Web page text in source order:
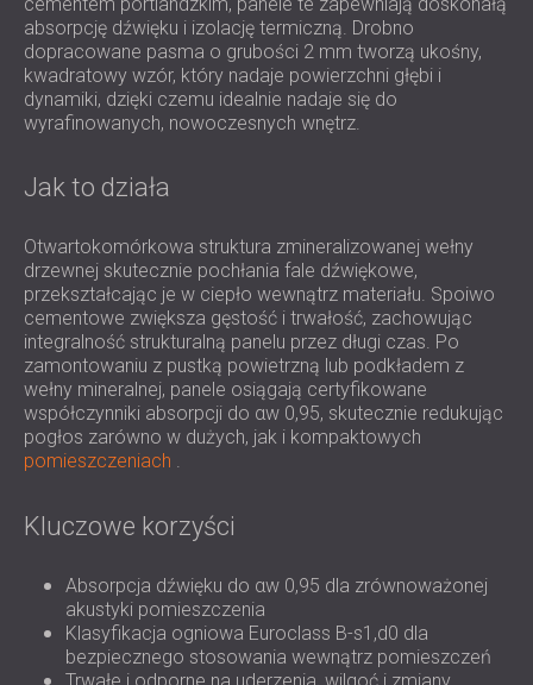
ROZWIĄZANIA DŹWIĘKOSZCZELNE I
AKUSTYCZNE DLA CENTRÓW DANYCH
absorpcję dźwięku i izolację termiczną. Drobno
dopracowane pasma o grubości 2 mm tworzą ukośny,
kwadratowy wzór, który nadaje powierzchni głębi i
dynamiki, dzięki czemu idealnie nadaje się do
wyrafinowanych, nowoczesnych wnętrz.
Jak to działa
Otwartokomórkowa struktura zmineralizowanej wełny
drzewnej skutecznie pochłania fale dźwiękowe,
przekształcając je w ciepło wewnątrz materiału. Spoiwo
cementowe zwiększa gęstość i trwałość, zachowując
integralność strukturalną panelu przez długi czas. Po
zamontowaniu z pustką powietrzną lub podkładem z
wełny mineralnej, panele osiągają certyfikowane
współczynniki absorpcji do αw 0,95, skutecznie redukując
pogłos zarówno w dużych, jak i kompaktowych
pomieszczeniach
Kluczowe korzyści
Absorpcja dźwięku do αw 0,95 dla zrównoważonej
akustyki pomieszczenia
Klasyfikacja ogniowa Euroclass B-s1,d0 dla
bezpiecznego stosowania wewnątrz pomieszczeń
Trwałe i odporne na uderzenia, wilgoć i zmiany